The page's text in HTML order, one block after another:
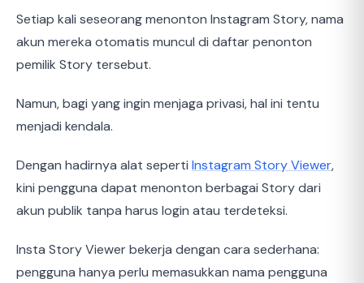
Setiap kali seseorang menonton Instagram Story, nama
akun mereka otomatis muncul di daftar penonton
pemilik Story tersebut.
Namun, bagi yang ingin menjaga privasi, hal ini tentu
menjadi kendala.
Dengan hadirnya alat seperti Instagram Story Viewer,
kini pengguna dapat menonton berbagai Story dari
akun publik tanpa harus login atau terdeteksi.
Insta Story Viewer bekerja dengan cara sederhana:
pengguna hanya perlu memasukkan nama pengguna